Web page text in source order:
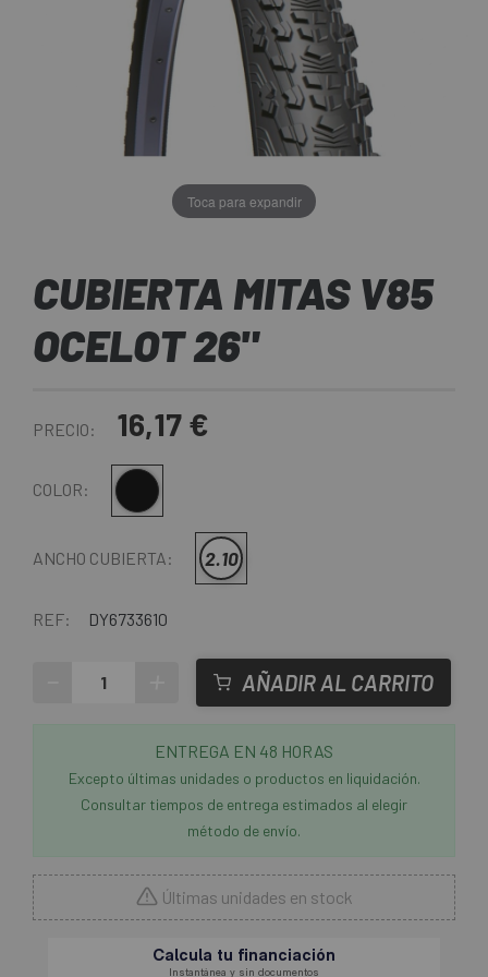
Toca para expandir
CUBIERTA MITAS V85
OCELOT 26"
PRECIO: 16,17 €
COLOR: Negro
ANCHO CUBIERTA: 2.10
REF: DY6733610
AÑADIR AL CARRITO
ENTREGA EN 48 HORAS
Excepto últimas unidades o productos en liquidación.
Consultar tiempos de entrega estimados al elegir
método de envío.
Últimas unidades en stock